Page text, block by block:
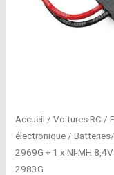
Accueil /Voitures RC /
électronique /
2969G + 1 x NI-MH
2983G